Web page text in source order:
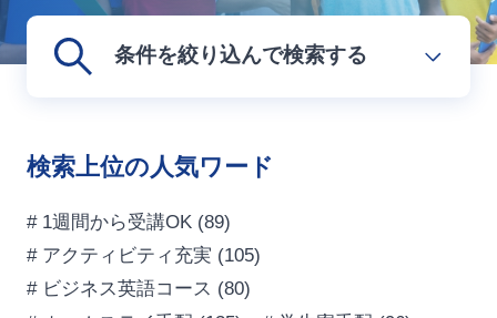
条件を絞り込んで検索する
検索上位の人気ワード
# 1週間から受講OK(89)
# アクティビティ充実 (105)
# ビジネス英語コース (80)